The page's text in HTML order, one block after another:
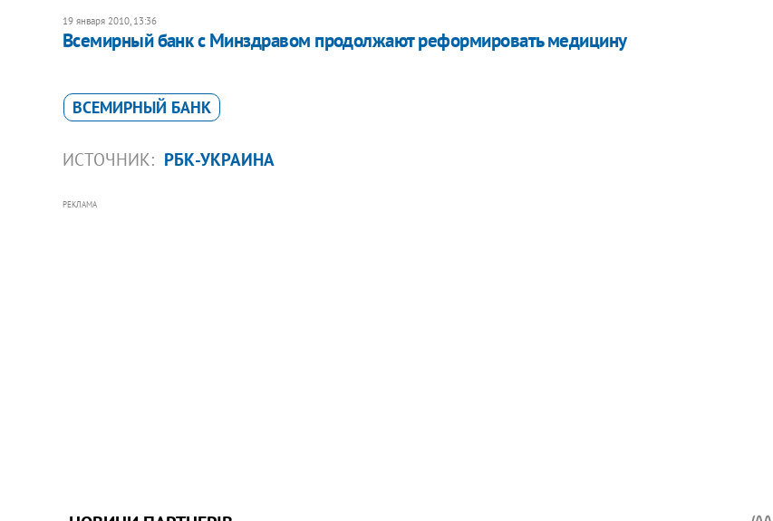
19 января 2010, 13:36
Всемирный банк с Минздравом продолжают реформировать медицину
ВСЕМИРНЫЙ БАНК
ИСТОЧНИК: РБК-УКРАИНА
РЕКЛАМА